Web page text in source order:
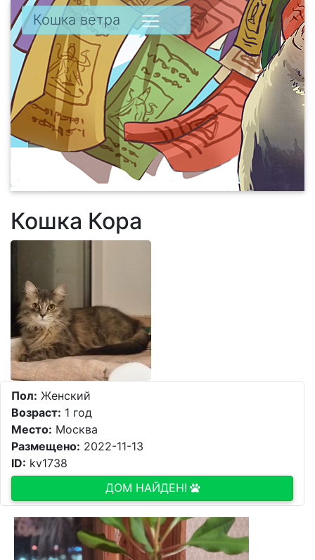
Кошка ветра
Кошка Кора
Пол: Женский
Возраст: 1 год
Место: Москва
Размещено: 2022-11-13
ID: kv1738
ДОМ НАЙДЕН!